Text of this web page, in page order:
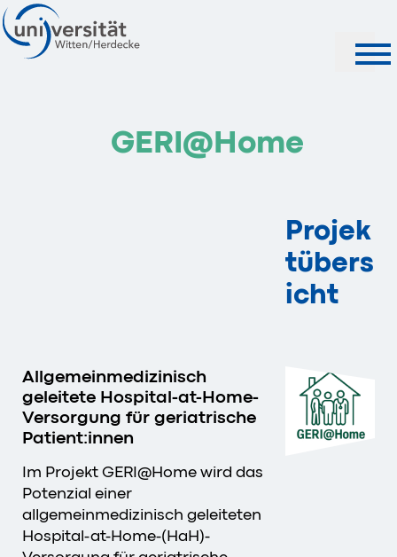
GERI@Home
Projek
tübers
icht
Allgemeinmedizinisch
geleitete Hospital-at-Home-
Versorgung für geriatrische
Patient:innen
Im Projekt GERI@Home wird das
Potenzial einer
allgemeinmedizinisch geleiteten
Hospital-at-Home-(HaH)-